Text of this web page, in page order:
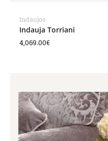
Indaujos
Indauja Torriani
4,069.00€